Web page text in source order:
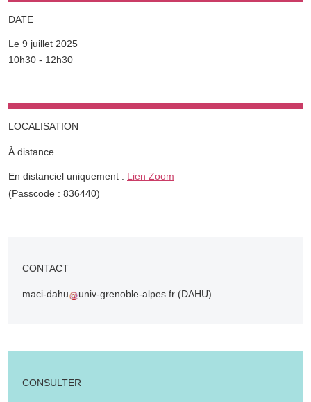
DATE
Le 9 juillet 2025
Complément date
10h30 - 12h30
LOCALISATION
À distance
Complément lieu
En distanciel uniquement : Lien Zoom
(Passcode : 836440)
CONTACT
maci-dahu univ-grenoble-alpes.fr (DAHU)
CONSULTER